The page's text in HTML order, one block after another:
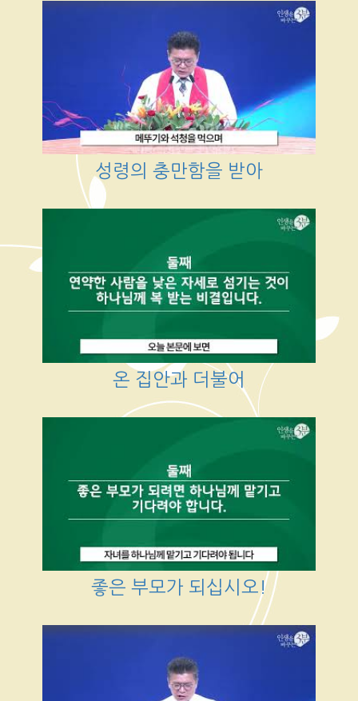
성령의 충만함을 받아
온 집안과 더불어
좋은 부모가 되십시오!